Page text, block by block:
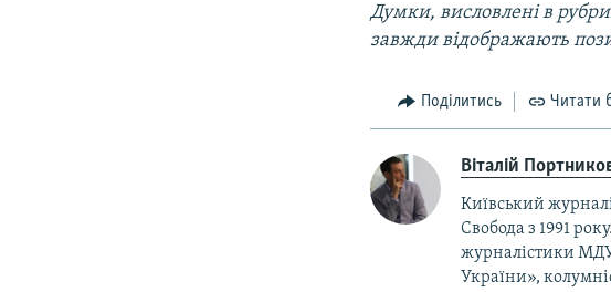
Думки, висловлені в
завжди відображають
Поділитись Читати
Віталій
Київський
Свобода з 1991
журналістики
України»,